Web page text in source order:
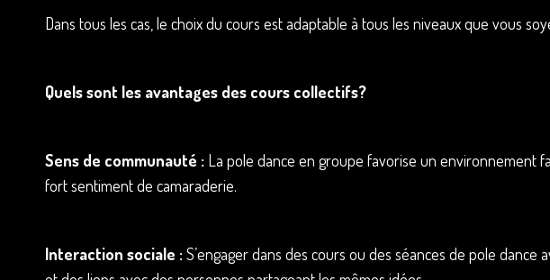
Dans tous les cas, le choix du cours est adaptable à tous les niveaux que vous
Quels sont les avantages des cours collectifs?
Sens de communauté : La pole dance en groupe favorise un environnement
fort sentiment de camaraderie.
Interaction sociale :S’engager dans des cours ou des séances de pole